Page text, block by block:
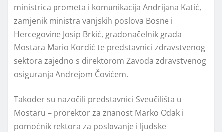
ministrica prometa i komunikacija Andrijana Katić,
zamjenik ministra vanjskih poslova Bosne i
Hercegovine Josip Brkić, gradonačelnik grada
Mostara Mario Kordić te predstavnici zdravstvenog
sektora zajedno s direktorom Zavoda zdravstvenog
osiguranja Andrejom Čovićem.
Također su nazočili predstavnici Sveučilišta u
Mostaru – prorektor za znanost Marko Odak i
pomoćnik rektora za poslovanje i ljudske